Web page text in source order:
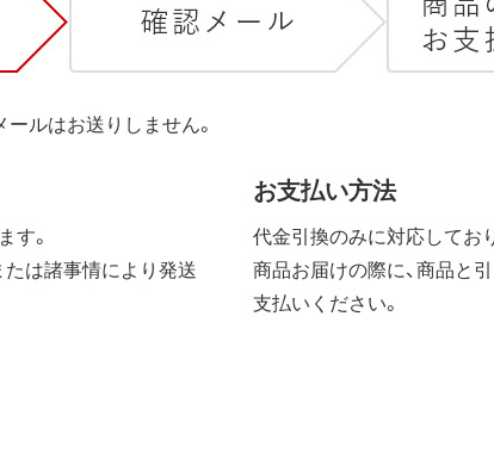
ルはお送りしません。
す。
は諸事情により発送
お支払い方法
代金引換のみに対応してお
商品お届けの際に、商品と
支払いください。